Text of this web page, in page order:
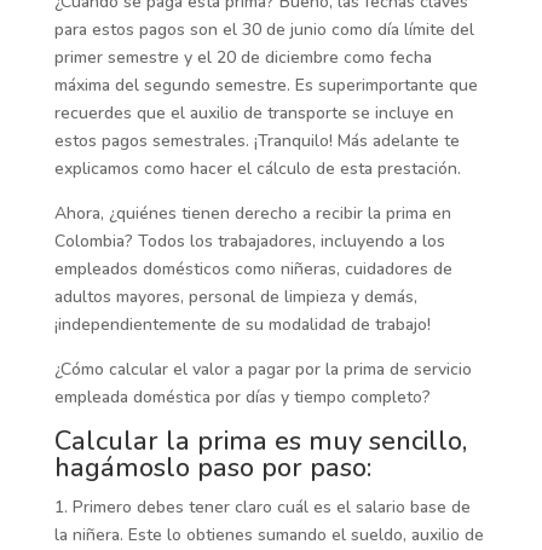
para estos pagos son el 30 de junio como día límite del
primer semestre y el 20 de diciembre como fecha
máxima del segundo semestre. Es superimportante que
recuerdes que el auxilio de transporte se incluye en
estos pagos semestrales. ¡Tranquilo! Más adelante te
explicamos como hacer el cálculo de esta prestación.
Ahora, ¿quiénes tienen derecho a recibir la prima en
Colombia? Todos los trabajadores, incluyendo a los
empleados domésticos como niñeras, cuidadores de
adultos mayores, personal de limpieza y demás,
¡independientemente de su modalidad de trabajo!
¿Cómo calcular el valor a pagar por la prima de servicio
empleada doméstica por días y tiempo completo?
Calcular la prima es muy sencillo,
hagámoslo paso por paso:
1. Primero debes tener claro cuál es el salario base de
la niñera. Este lo obtienes sumando el sueldo, auxilio de